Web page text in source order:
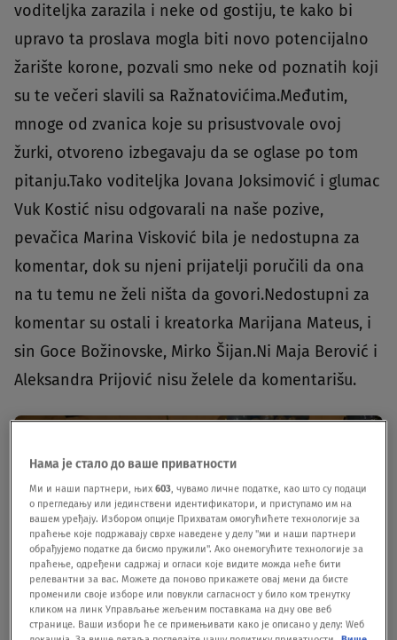
voditeljka zarazila i neke od gostiju, te kako bi
upravo ta proslava mogla biti novo potencijalno
žarište korone, pozvali smo neke od poznatih koji
su te večeri slavili sa Ražnatovićima.Međutim,
mnoge od zvanica koje su prisustvovale ovoj
žurki, otvoreno izbegavaju da se oglase po tom
pitanju.Tako voditeljka Jovana Joksimović i glumac
Vuk Kostić nisu odgovarali na naše pozive,
pevačica Marina Visković bila je nedostupna za
komentar, dok su njeni prijatelji poručili da ona
na tu temu ne želi ništa da govori.Nedostupni za
komentar su ostali i kreatorka Marijana Mateus, i
sin Goce Božinovske, Mirko Šijan.Ni Maja Berović i
Aleksandra Prijović nisu želele da komentarišu.
Нама је стало до ваше приватности
Ми и наши партнери, њих603, чувамо личне податке, као што су подаци
о прегледању или јединствени идентификатори, и приступамо им на
вашем уређају. Избором опције Прихватам омогућићете технологије за
праћење које подржавају сврхе наведене у делу "ми и наши партнери
обрађујемо податке да бисмо пружили". Ако онемогућите технологије за
праћење, одређени садржај и огласи које видите можда неће бити
релевантни за вас. Можете да поново прикажете овај мени да бисте
променили своје изборе или повукли сагласност у било ком тренутку
кликом на линк Управљање жељеним поставкама на дну ове веб
странице. Ваши избори ће се примењивати како је описано у делу: Wеб